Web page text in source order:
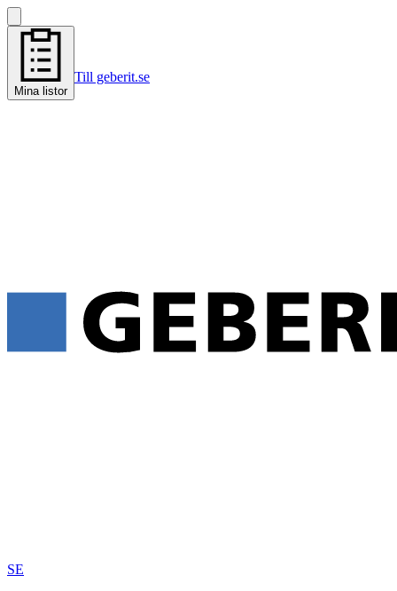
Mina listor
Till geberit.se
SE